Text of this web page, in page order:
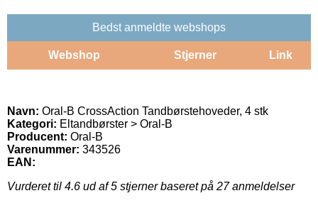
Bedst anmeldte webshops
Webshop Stjerner Link
Navn: Oral-B CrossAction Tandbørstehoveder, 4 stk
Kategori: Eltandbørster > Oral-B
Producent: Oral-B
Varenummer: 343526
EAN:
Vurderet til 4.6 ud af 5 stjerner baseret på 27anmeldelser